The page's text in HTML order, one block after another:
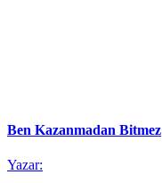
Ben Kazanmadan Bitmez
Yazar: